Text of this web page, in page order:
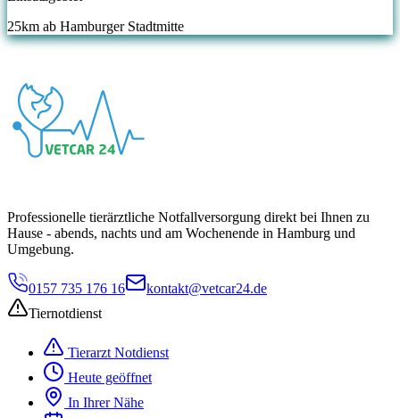
25km ab Hamburger Stadtmitte
Professionelle tierärztliche Notfallversorgung direkt bei Ihnen zu
Hause - abends, nachts und am Wochenende in Hamburg und
Umgebung.
0157 735 176 16
kontakt@vetcar24.de
Tiernotdienst
Tierarzt Notdienst
Heute geöffnet
In Ihrer Nähe